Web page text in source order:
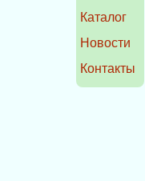
Каталог
Новости
Контакты